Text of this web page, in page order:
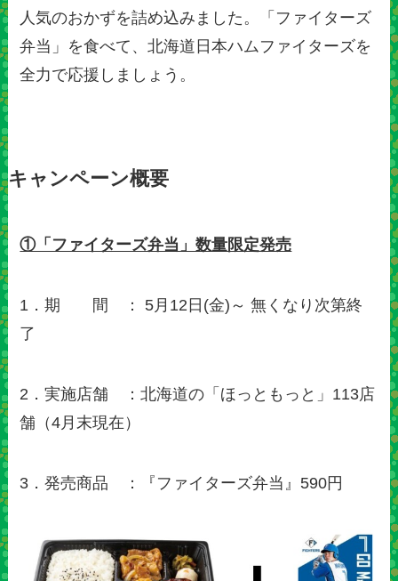
人気のおかずを詰め込みました。「ファイターズ
弁当」を食べて、北海道日本ハムファイターズを
全力で応援しましょう。
キャンペーン概要
①「ファイターズ弁当」数量限定発売
1．期 間 ： 5月12日(金)～ 無くなり次第終
了
2．実施店舗 ：北海道の「ほっともっと」113店
舗（4月末現在）
3．発売商品 ：『ファイターズ弁当』590円